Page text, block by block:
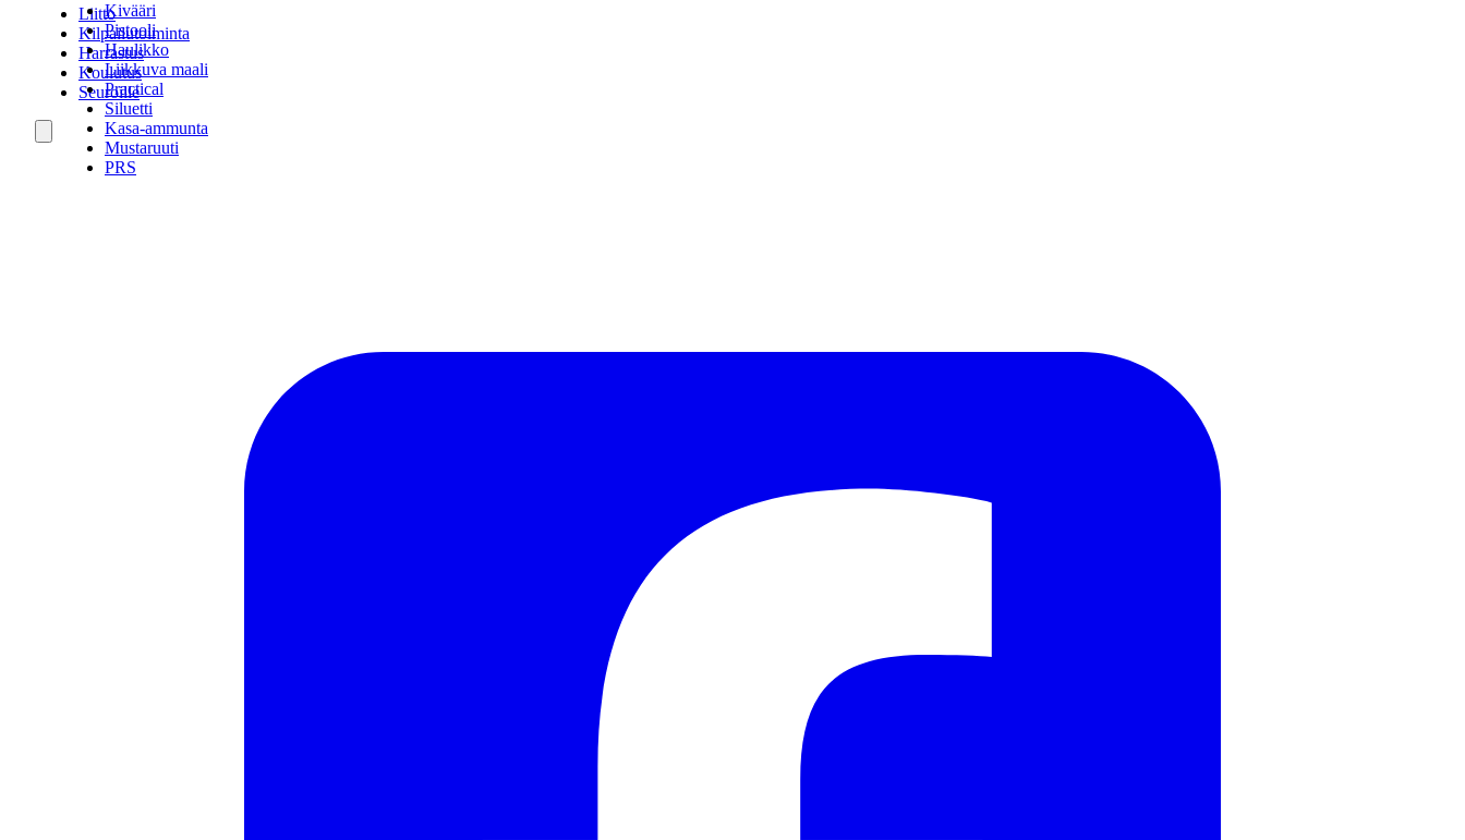
Kivääri
Pistooli
Haulikko
Liikkuva maali
Practical
Siluetti
Kasa-ammunta
Mustaruuti
PRS
Liitto
Kilpailutoiminta
Harrastus
Koulutus
Seuroille